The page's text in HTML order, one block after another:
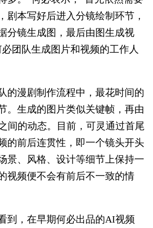
剧本写好后进入分镜绘制环节，
分镜生成图，最后由图生成视
团队生成图片和视频的工作人
漫剧制作流程中，最花时间的
。生成的图片类似关键帧，再由
间的动态。目前，可灵通过首尾
的前后连贯性，即一个镜头开头
景、风格、设计等细节上保持一
视频便不会有前后不一致的情
，在早期何必出品的AI视频